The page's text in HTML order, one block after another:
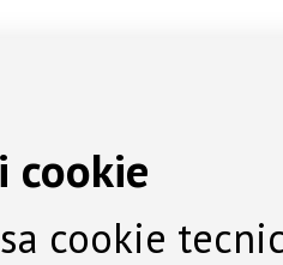
cookie
cookie